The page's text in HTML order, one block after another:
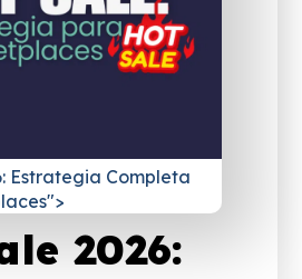
Estrategia Completa
2026: